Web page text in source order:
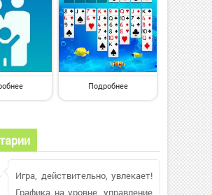
Подробнее
Игра, действительно, увлекает!
Графика на уровне, управление